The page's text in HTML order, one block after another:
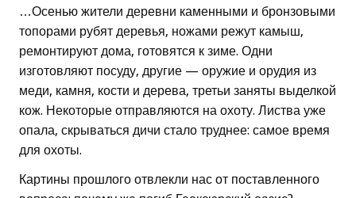
…Осенью жители деревни каменными и бронзовыми
топорами рубят деревья, ножами режут камыш,
ремонтируют дома, готовятся к зиме. Одни
изготовляют посуду, другие — оружие и орудия из
меди, камня, кости и дерева, третьи заняты выделкой
кож. Некоторые отправляются на охоту. Листва уже
опала, скрываться дичи стало труднее: самое время
для охоты.
Картины прошлого отвлекли нас от поставленного